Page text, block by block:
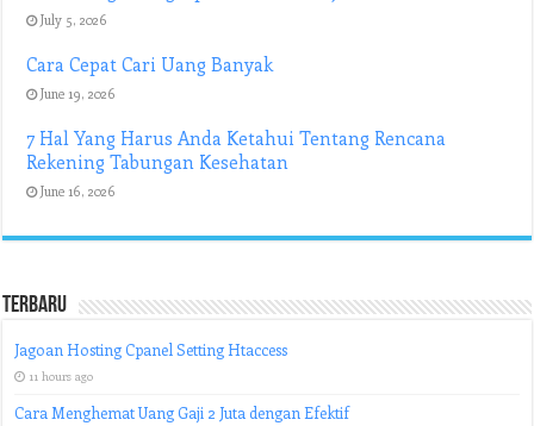
July 5, 2026
Cara Cepat Cari Uang Banyak
June 19, 2026
7 Hal Yang Harus Anda Ketahui Tentang Rencana
Rekening Tabungan Kesehatan
June 16, 2026
Terbaru
Jagoan Hosting Cpanel Setting Htaccess
11 hours ago
Cara Menghemat Uang Gaji 2 Juta dengan Efektif